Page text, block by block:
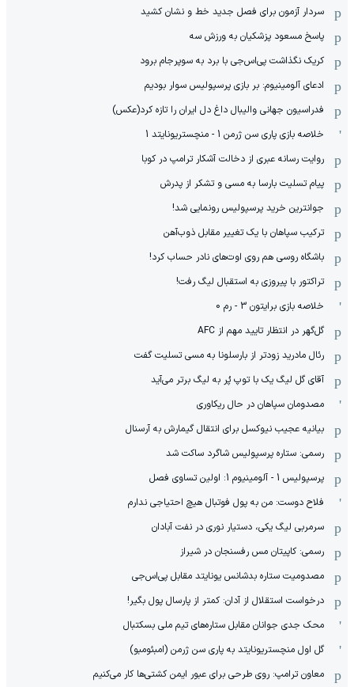
سردار آزمون برای فصل جدید خط و نشان کشید
پاسخ مسعود پزشکیان به ورزش سه
کریک نگذاشت پی‌اس‌جی با برد به سوپرجام برود
ادعای آلومینیوم: بر بازی پرسپولیس سوار بودیم
فدراسیون جهانی والیبال داغ دل ایران را تازه کرد(عکس)
خلاصه بازی پاری سن ژرمن 1 - منچستریونایتد 1
روایت رسانه عبری از دخالت آشکار ترامپ در کوبا
پیام تسلیت بارسا به مسی و تشکر از پدرش
جوانترین خرید پرسپولیس رونمایی شد!
ترکیب سپاهان با یک تغییر مقابل ذوب‌آهن
باشگاه روسی هم روی اوت‌های نادر حساب کرد!
تراکتور با پیروزی به استقبال لیگ رفت!
خلاصه بازی برایتون 3 - رم 0
گل‌گهر در انتظار تایید مهم از ‌AFC
رئال مادرید زودتر از بارسلونا به مسی تسلیت گفت
آقای گل لیگ یک با توپ پُر به لیگ برتر می‌آید
مصدومان سپاهان در حال ریکاوری
بیانیه عجیب نیوکسل برای انتقال گیمارش به آرسنال
رسمی: ستاره پرسپولیس شاگرد ساکت شد
پرسپولیس 1 - آلومینیوم 1: اولین تساوی فصل
فلاح دوست: من به پول فوتبال هیچ احتیاجی ندارم
سرمربی لیگ یکی، دستیار نوری در نفت آبادان
رسمی: کاپیتان مس رفسنجان در شیراز
مصدومیت ستاره بدشانس یونایتد مقابل پی‌اس‌جی
درخواست استقلال از آدان: کمتر از پارسال پول بگیر!
محک جدی ‌جوانان مقابل ستاره‌های تیم ملی بسکتبال
گل اول منچستریونایتد به پاری سن ژرمن (امبئومبو)
معاون ترامپ: روی طرحی برای عبور ایمن کشتی‌ها کار می‌کنیم